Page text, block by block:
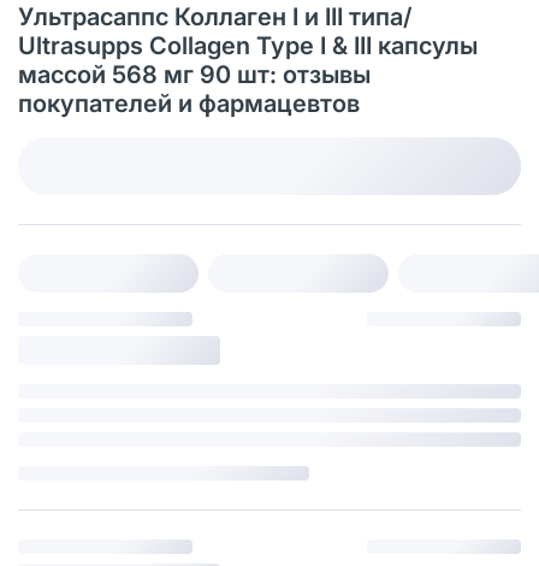
Ультрасаппс Коллаген I и III типа/
Ultrasupps Collagen Type I & III капсулы
массой 568 мг 90 шт: отзывы
покупателей и фармацевтов